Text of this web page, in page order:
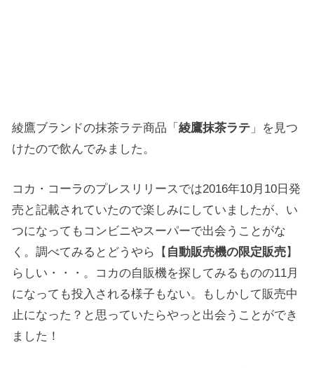
綾鷹ブランドの抹茶ラテ商品「綾鷹抹茶ラテ 」を見つ
けたので飲んでみました。
コカ・コーラのプレスリリースでは2016年10月10日発
売と記載されていたので楽しみにしていましたが、い
つになってもコンビニやスーパーで出会うことがな
く。調べてみるとどうやら【 自動販売機の限定販売】
らしい・・・。コカの自販機を探してみるものの11月
になっても投入される様子もない。もしかして販売中
止になった？と思っていたらやっと出会うことができ
ました！